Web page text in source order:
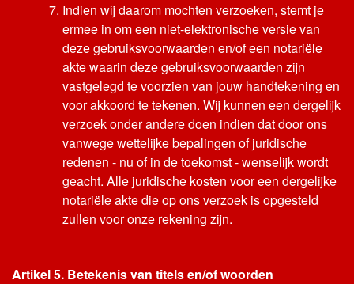
Indien wij daarom mochten verzoeken, stemt je
ermee in om een niet-elektronische versie van
deze gebruiksvoorwaarden en/of een notariële
akte waarin deze gebruiksvoorwaarden zijn
vastgelegd te voorzien van jouw handtekening en
voor akkoord te tekenen. Wij kunnen een dergelijk
verzoek onder andere doen indien dat door ons
vanwege wettelijke bepalingen of juridische
redenen - nu of in de toekomst - wenselijk wordt
geacht. Alle juridische kosten voor een dergelijke
notariële akte die op ons verzoek is opgesteld
zullen voor onze rekening zijn.
Artikel 5. Betekenis van titels en/of woorden